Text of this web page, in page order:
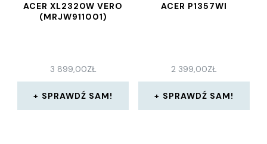
ACER XL2320W VERO
(MRJW911001)
3 899,00ZŁ
SPRAWDŹ SAM!
ACER P1357WI
2 399,00ZŁ
SPRAWDŹ SAM!